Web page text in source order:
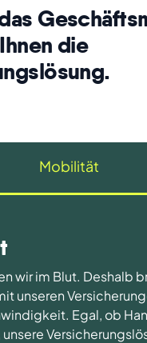
die
Mobilität
wir im Blut. Deshalb
unseren
Egal, ob